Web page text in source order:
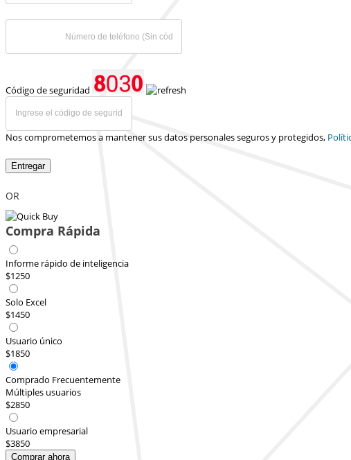
Código de seguridad
Nos comprometemos a mantener sus datos personales seguros y protegidos,
Entregar
OR
Compra Rápida
Informe rápido de inteligencia
$1250
Solo Excel
$1450
Usuario único
$1850
Comprado Frecuentemente
Múltiples usuarios
$2850
Usuario empresarial
$3850
Comprar ahora